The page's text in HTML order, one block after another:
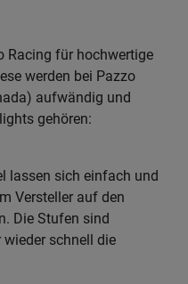
Racing für hochwertige
werden bei Pazzo
aufwändig und
gehören:
lassen sich einfach und
Versteller auf den
Die Stufen sind
schnell die